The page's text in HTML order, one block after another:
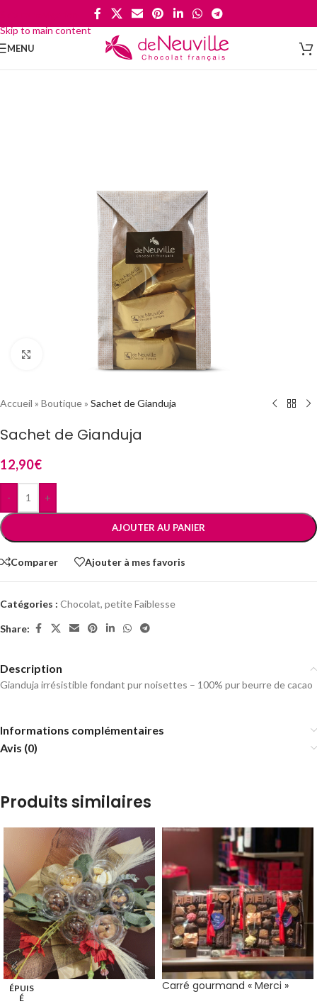
Skip to main content
MENU
Cliquez pour agrandir
Accueil » Boutique» Sachet de Gianduja
Sachet de Gianduja
12,90€
- +
AJOUTER AU PANIER
Comparer Ajouter à mes favoris
Catégories : Chocolat, petite Faiblesse
Share:
Description
Gianduja irrésistible fondant pur noisettes – 100% pur beurre de cacao
Informations complémentaires
Avis (0)
Produits similaires
ÉPUIS
É
Carré gourmand « Merci »